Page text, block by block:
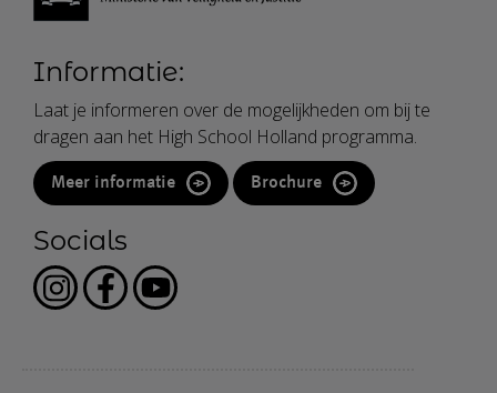
Informatie:
Laat je informeren over de mogelijkheden om bij te
dragen aan het High School Holland programma.
Meer informatie Brochure
Socials